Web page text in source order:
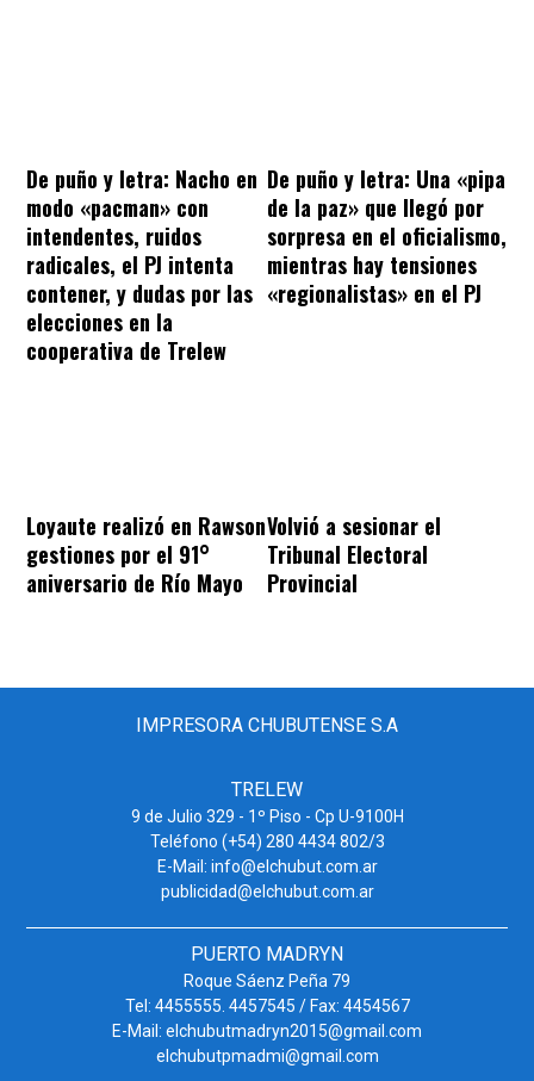
De puño y letra: Nacho en
modo «pacman» con
intendentes, ruidos
radicales, el PJ intenta
contener, y dudas por las
elecciones en la
cooperativa de Trelew
De puño y letra: Una «pipa
de la paz» que llegó por
sorpresa en el oficialismo,
mientras hay tensiones
«regionalistas» en el PJ
Loyaute realizó en Rawson
gestiones por el 91°
aniversario de Río Mayo
Volvió a sesionar el
Tribunal Electoral
Provincial
IMPRESORA CHUBUTENSE S.A
TRELEW
9 de Julio 329 - 1º Piso - Cp U-9100H
Teléfono (+54) 280 4434 802/3
E-Mail: info@elchubut.com.ar
publicidad@elchubut.com.ar
PUERTO MADRYN
Roque Sáenz Peña 79
Tel: 4455555. 4457545 / Fax: 4454567
E-Mail: elchubutmadryn2015@gmail.com
elchubutpmadmi@gmail.com